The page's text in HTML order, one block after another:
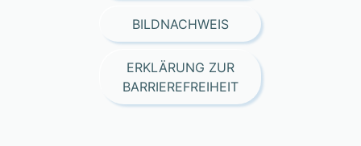
BILDNACHWEIS
ERKLÄRUNG ZUR
BARRIEREFREIHEIT